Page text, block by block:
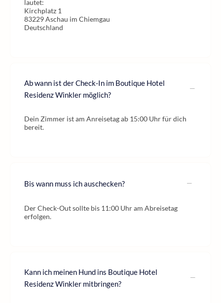
lautet:
Kirchplatz 1
83229 Aschau im Chiemgau
Deutschland
Ab wann ist der Check-In im Boutique Hotel
Residenz Winkler möglich?
Dein Zimmer ist am Anreisetag ab 15:00 Uhr für dich
bereit.
Bis wann muss ich auschecken?
Der Check-Out sollte bis 11:00 Uhr am Abreisetag
erfolgen.
Kann ich meinen Hund ins Boutique Hotel
Residenz Winkler mitbringen?